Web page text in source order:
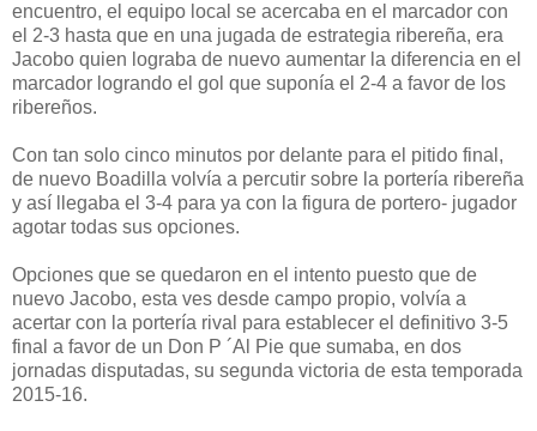
encuentro, el equipo local se acercaba en el marcador con
el 2-3 hasta que en una jugada de estrategia ribereña, era
Jacobo quien lograba de nuevo aumentar la diferencia en el
marcador logrando el gol que suponía el 2-4 a favor de los
ribereños.
Con tan solo cinco minutos por delante para el pitido final,
de nuevo Boadilla volvía a percutir sobre la portería ribereña
y así llegaba el 3-4 para ya con la figura de portero- jugador
agotar todas sus opciones.
Opciones que se quedaron en el intento puesto que de
nuevo Jacobo, esta ves desde campo propio, volvía a
acertar con la portería rival para establecer el definitivo 3-5
final a favor de un Don P ´Al Pie que sumaba, en dos
jornadas disputadas, su segunda victoria de esta temporada
2015-16.